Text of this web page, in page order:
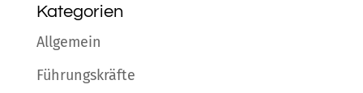
Kategorien
Allgemein
Führungskräfte